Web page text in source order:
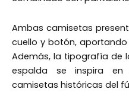
Ambas camisetas
cuello y botón,
Además, la tipografía de
espalda se inspira en
camisetas históricas del